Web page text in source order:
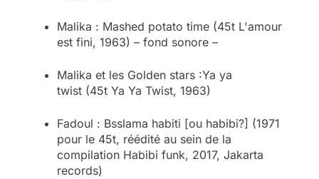
Malika : Mashed potato time (45t L'amour
est fini, 1963) – fond sonore –
Malika et les Golden stars :Ya ya
twist (45t Ya Ya Twist, 1963)
Fadoul : Bsslama habiti [ou habibi?] (1971
pour le 45t, réédité au sein de la
compilation Habibi funk, 2017, Jakarta
records)